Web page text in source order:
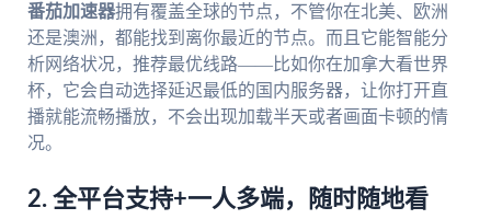
番茄加速器拥有覆盖全球的节点，不管你在北美、欧洲
还是澳洲，都能找到离你最近的节点。而且它能智能分
析网络状况，推荐最优线路——比如你在加拿大看世界
杯，它会自动选择延迟最低的国内服务器，让你打开直
播就能流畅播放，不会出现加载半天或者画面卡顿的情
况。
2. 全平台支持+一人多端，随时随地看